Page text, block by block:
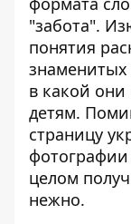
"забота".
понятия
в какой
детям.
страницу
целом
нежно.